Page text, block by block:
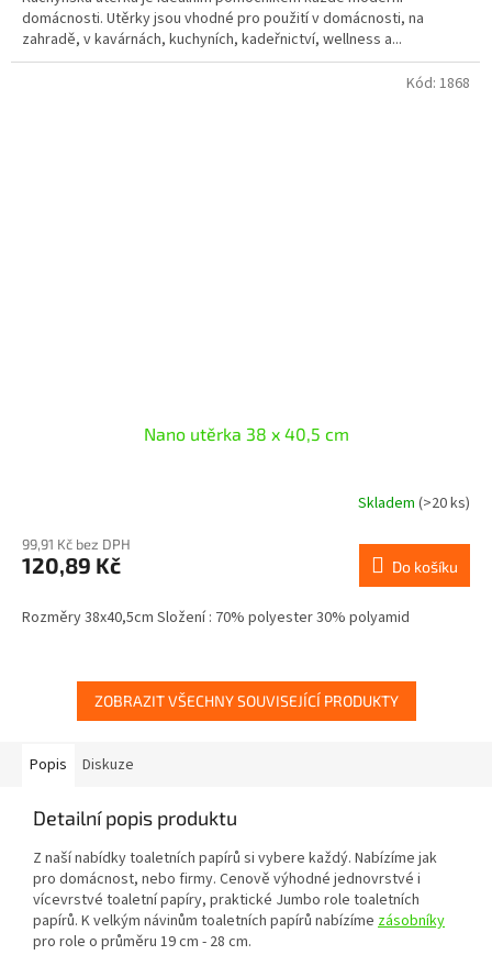
domácnosti. Utěrky jsou vhodné pro použití v domácnosti, na
zahradě, v kavárnách, kuchyních, kadeřnictví, wellness a...
Nano utěrka 38 x 40,5 cm
Skladem (>20 ks)
99,91 Kč bez DPH
120,89 Kč Do košíku
Rozměry 38x40,5cm Složení : 70% polyester 30% polyamid
Kód: 1868
ZOBRAZIT VŠECHNY SOUVISEJÍCÍ PRODUKTY
Popis Diskuze
Detailní popis produktu
Z naší nabídky toaletních papírů si vybere každý. Nabízíme jak
pro domácnost, nebo firmy. Cenově výhodné jednovrstvé i
vícevrstvé toaletní papíry, praktické Jumbo role toaletních
papírů. K velkým návinům toaletních papírů nabízíme zásobníky
pro role o průměru 19 cm - 28 cm.